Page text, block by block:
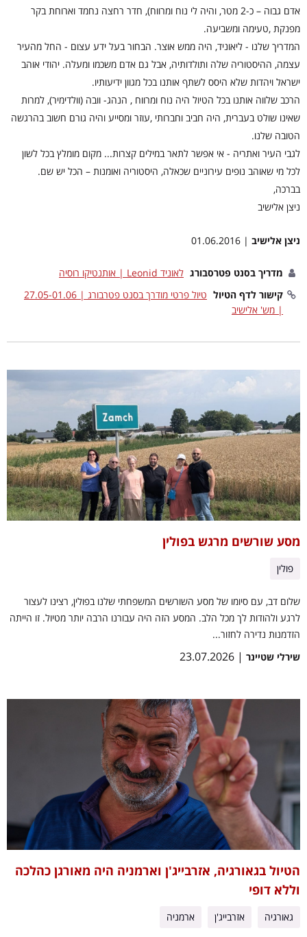
אדם גבוה – כ-2 מטר, והיה לי נוח ומרווח), חדר רחצה נחמד וארוחת בקר
מפנקת ,טעימה ומשביעה.
המדריך שלנו - ליאוניד, היה ממש אוצר. הבחור בעל ידע עצום - החל מהעיר
עצמה, ההיסטוריה שלה ותולדותיה, אבל גם אדם משכמו ומעלה. יהודי אוהב
ישראל ויהדות שלא היסס לשתף אותנו בכל מגוון ידיעותיו.
הרכב שלווה אותנו בכל הטיול היה נוח ומרווח , הנהג- וובה (וולדימיר), למרות
שאינו שולט בעברית, היה חביב וחברותי ,עוזר ומסייע והיה גורם חשוב בהרגשה
הטובה שלנו.
לגבי העיר ואתריה - אי אפשר לתאר במילים קצרות... מקום מומלץ בכל לשון
לכל מי שאוהב נופים עירוניים שכאלה, היסטוריה ואומנות – הכל יש שם.
בברכה,
ניצן אלישיב
ניצן אלישיב | 01.06.2016
מדריך בסנט פטרסבורג לאוניד Leonid | אותנטיקו רוסיה
קישור לדף הטיול
טיול פרטי מודרך בסנט פטרבורג | 27.05-01.06
| מש' אלישיב
מסע שורשים מרגש בפולין
פולין
שלום דב, עם סיומו של מסע השורשים המשפחתי שלנו בפולין, רצינו לעצור
לרגע ולהודות לך מכל הלב. המסע הזה היה עבורנו הרבה יותר מטיול. זו הייתה
הזדמנות נדירה לחזור...
שירלי שטיינר | 23.07.2026
הטיול בגאורגיה, אזרבייג'ן וארמניה היה מאורגן כהלכה
וללא דופי
גאורגיה אזרבייג'ן ארמניה